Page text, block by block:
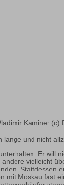
Kaminer (c)
und nicht
Er will
vielleicht
Stattdessen
mit Moskau fast